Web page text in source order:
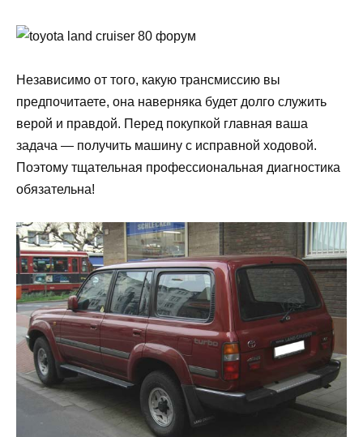
Независимо от того, какую трансмиссию вы
предпочитаете, она наверняка будет долго служить
верой и правдой. Перед покупкой главная ваша
задача — получить машину с исправной ходовой.
Поэтому тщательная профессиональная диагностика
обязательна!